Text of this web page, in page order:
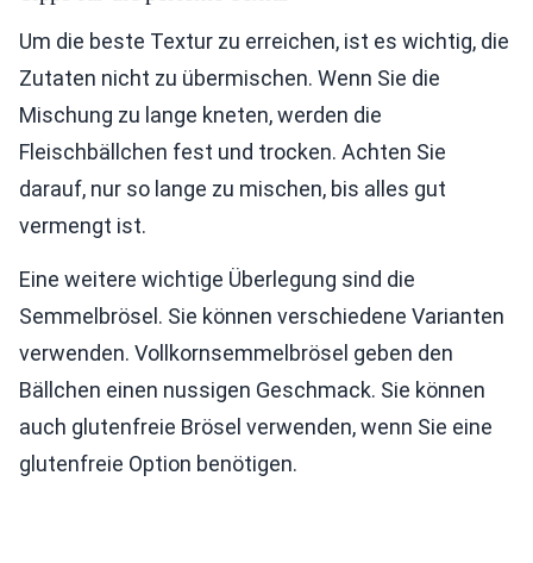
Um die beste Textur zu erreichen, ist es wichtig, die
Zutaten nicht zu übermischen. Wenn Sie die
Mischung zu lange kneten, werden die
Fleischbällchen fest und trocken. Achten Sie
darauf, nur so lange zu mischen, bis alles gut
vermengt ist.
Eine weitere wichtige Überlegung sind die
Semmelbrösel. Sie können verschiedene Varianten
verwenden. Vollkornsemmelbrösel geben den
Bällchen einen nussigen Geschmack. Sie können
auch glutenfreie Brösel verwenden, wenn Sie eine
glutenfreie Option benötigen.